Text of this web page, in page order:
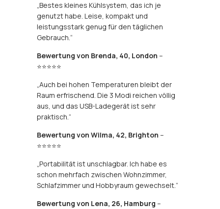
„Bestes kleines Kühlsystem, das ich je
genutzt habe. Leise, kompakt und
leistungsstark genug für den täglichen
Gebrauch.“
Bewertung von Brenda, 40, London –
⭐⭐⭐⭐⭐
„Auch bei hohen Temperaturen bleibt der
Raum erfrischend. Die 3 Modi reichen völlig
aus, und das USB-Ladegerät ist sehr
praktisch.“
Bewertung von Wilma, 42, Brighton –
⭐⭐⭐⭐⭐
„Portabilität ist unschlagbar. Ich habe es
schon mehrfach zwischen Wohnzimmer,
Schlafzimmer und Hobbyraum gewechselt.“
Bewertung von Lena, 26, Hamburg –